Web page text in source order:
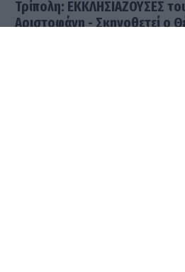
Τρίπολη: ΕΚΚΛΗΣΙΑΖΟΥΣΕΣ
Αριστοφάνη - Σκηνοθετεί ο